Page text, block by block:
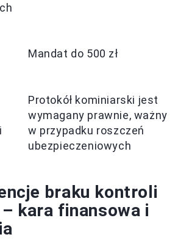
Mandat do 500 zł
Protokół kominiarski jest
wymagany prawnie, ważny
w przypadku roszczeń
ubezpieczeniowych
braku kontroli
kara finansowa i